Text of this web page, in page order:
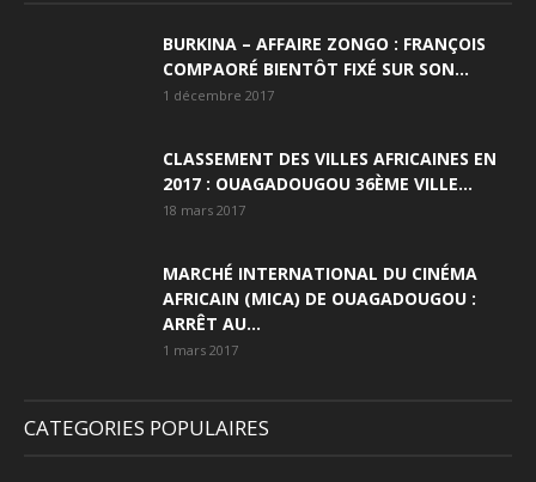
BURKINA – AFFAIRE ZONGO : FRANÇOIS
COMPAORÉ BIENTÔT FIXÉ SUR SON...
1 décembre 2017
CLASSEMENT DES VILLES AFRICAINES EN
2017 : OUAGADOUGOU 36ÈME VILLE...
18 mars 2017
MARCHÉ INTERNATIONAL DU CINÉMA
AFRICAIN (MICA) DE OUAGADOUGOU :
ARRÊT AU...
1 mars 2017
CATEGORIES POPULAIRES